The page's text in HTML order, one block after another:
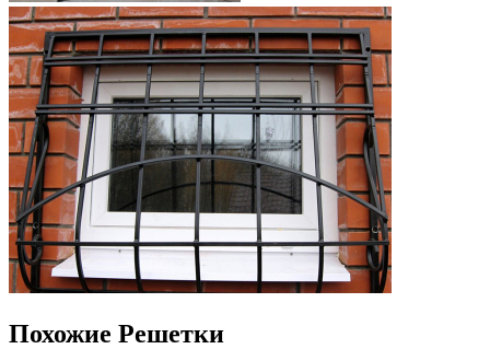
Похожие Решетки